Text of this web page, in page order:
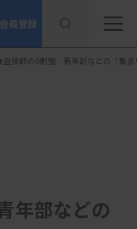
会員登録
査技師の6割強 青年部などの「集ま
年部などの